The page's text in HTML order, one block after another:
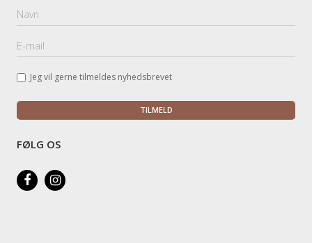
Jeg vil gerne tilmeldes nyhedsbrevet
TILMELD
FØLG OS